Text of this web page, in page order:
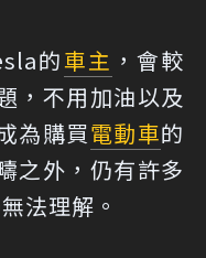
的車主 ，會較
，不用加油以及
為購買電動車的
之外，仍有許多
法理解。